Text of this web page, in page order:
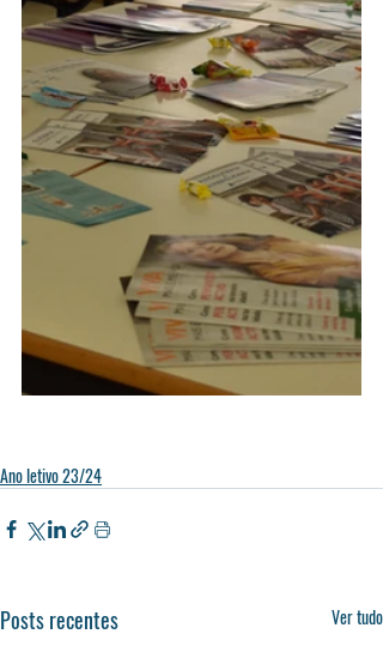
Ano letivo 23/24
Posts recentes Ver tudo